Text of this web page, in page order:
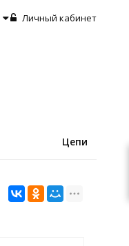
Личный кабинет
Цепи